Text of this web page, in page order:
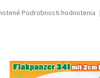
Podrobnosti hodnotenia